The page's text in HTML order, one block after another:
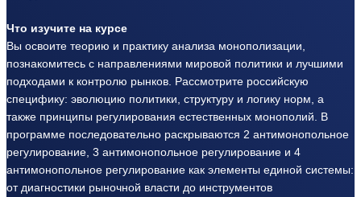
Что изучите на курсе
Вы освоите теорию и практику анализа монополизации,
познакомитесь с направлениями мировой политики и лучшими
подходами к контролю рынков. Рассмотрите российскую
специфику: эволюцию политики, структуру и логику норм, а
также принципы регулирования естественных монополий. В
программе последовательно раскрываются 2 антимонопольное
регулирование, 3 антимонопольное регулирование и 4
антимонопольное регулирование как элементы единой системы:
от диагностики рыночной власти до инструментов